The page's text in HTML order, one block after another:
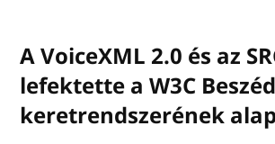
A VoiceXML 2.0 és az
lefektette a W3C
keretrendszerének